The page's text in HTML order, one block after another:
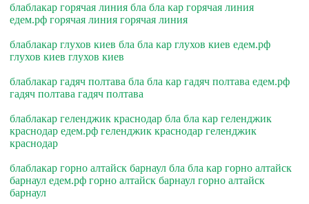
блаблакар горячая линия бла бла кар горячая линия
едем.рф горячая линия горячая линия
блаблакар глухов киев бла бла кар глухов киев едем.рф
глухов киев глухов киев
блаблакар гадяч полтава бла бла кар гадяч полтава едем.рф
гадяч полтава гадяч полтава
блаблакар геленджик краснодар бла бла кар геленджик
краснодар едем.рф геленджик краснодар геленджик
краснодар
блаблакар горно алтайск барнаул бла бла кар горно алтайск
барнаул едем.рф горно алтайск барнаул горно алтайск
барнаул